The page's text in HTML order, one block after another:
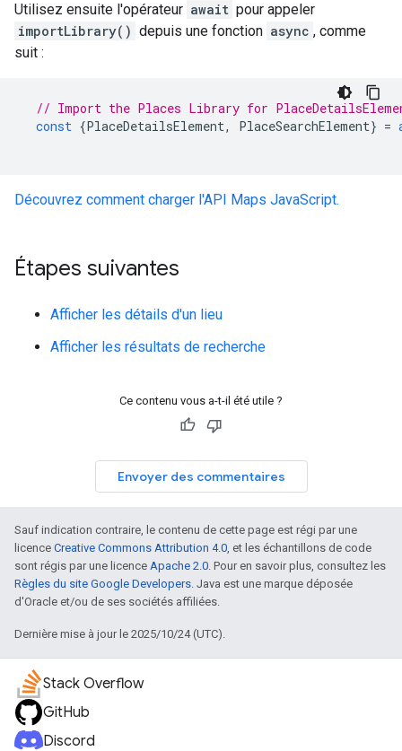
Utilisez ensuite l'opérateur await pour appeler
importLibrary() depuis une fonction async , comme
suit :
// Import the Places Library for
const {PlaceDetailsElement, PlaceSearchElement} =
Découvrez comment charger l'API Maps JavaScript.
Étapes suivantes
Afficher les détails d'un lieu
Afficher les résultats de recherche
Ce contenu vous a-t-il été utile ?
Envoyer des commentaires
Sauf indication contraire, le contenu de cette page est régi par une
licence Creative Commons Attribution 4.0, et les échantillons de code
sont régis par une licence Apache 2.0. Pour en savoir plus, consultez les
Règles du site Google Developers. Java est une marque déposée
d'Oracle et/ou de ses sociétés affiliées.
Dernière mise à jour le 2025/10/24 (UTC).
Stack Overflow
GitHub
Discord